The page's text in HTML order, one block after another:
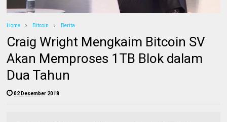
Home Bitcoin Berita
Craig Wright Mengkaim Bitcoin SV
Akan Memproses 1TB Blok dalam
Dua Tahun
02 Desember 2018